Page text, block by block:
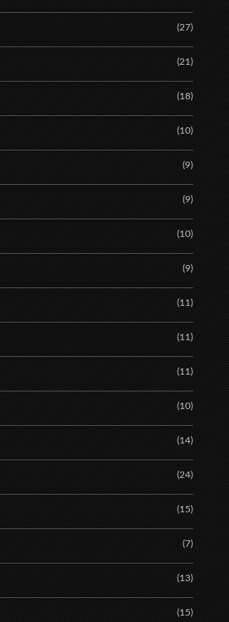
(27)
(21)
(18)
(10)
(9)
(9)
(10)
(9)
(11)
(11)
(11)
(10)
(14)
(24)
(15)
(7)
(13)
(15)